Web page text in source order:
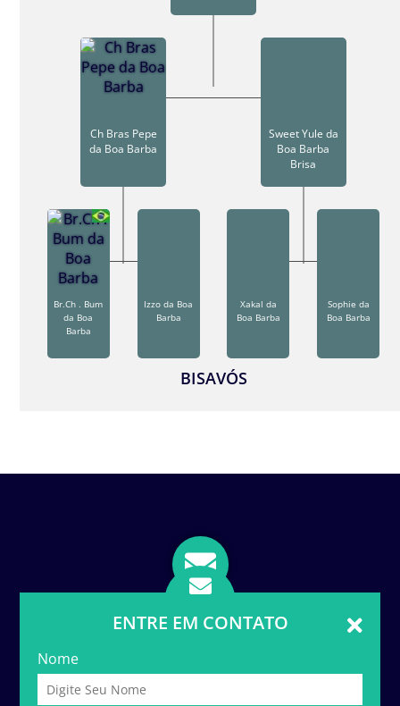
Ch Bras Pepe
da Boa Barba
Sweet Yule da
Boa Barba
Brisa
Br.Ch . Bum
da Boa
Barba
Izzo da Boa
Barba
Xakal da
Boa Barba
Sophie da
Boa Barba
BISAVÓS
ENTRE EM CONTATO
Nome